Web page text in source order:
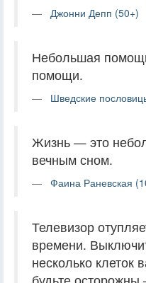
Джонни Депп (50+)
Небольшая
помощи.
Шведские
Жизнь — это
вечным сном.
Фаина Раневская
Телевизор
времени.
несколько клеток